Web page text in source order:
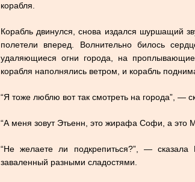
корабля.
Корабль двинулся, снова издался шуршащий
полетели вперед. Волнительно билось
удаляющиеся огни города, на
корабля наполнялись ветром, и корабль
“Я тоже люблю вот так смотреть на города”, —
“А меня зовут Этьенн, это жирафа Софи, а это
“Не желаете ли подкрепиться?”, —
заваленный разными сладостями.